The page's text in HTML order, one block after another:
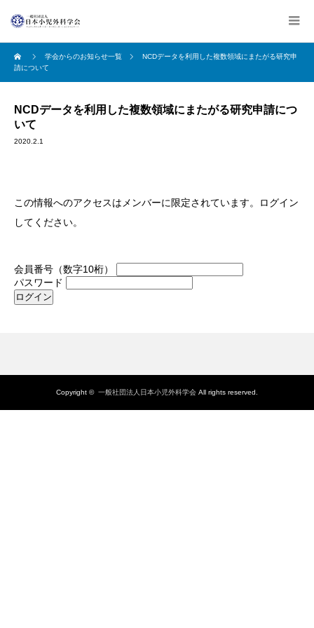
学会からのお知らせ一覧
NCDデータを利用した複数領域にまたがる研究申
請について
NCDデータを利用した複数領域にまたがる研究申請につ
いて
2020.2.1
この情報へのアクセスはメンバーに限定されています。ログイン
してください。
会員番号（数字10桁）
パスワード
Copyright © 一般社団法人日本小児外科学会 All rights reserved.